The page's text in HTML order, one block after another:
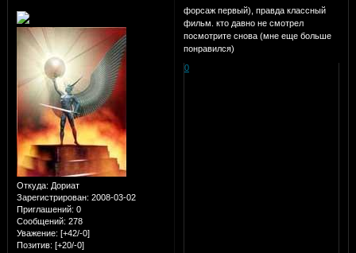
Откуда: Дориат
Зарегистрирован: 2008-03-02
Приглашений: 0
Сообщений: 278
Уважение: [+42/-0]
Позитив: [+20/-0]
форсаж первый), правда классный
фильм. кто давно не смотрел
посмотрите снова (мне еще больше
понравился)
0